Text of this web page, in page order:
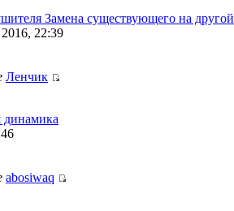
Замена существующего на другой
22:39
Ленчик
динамика
abosiwaq